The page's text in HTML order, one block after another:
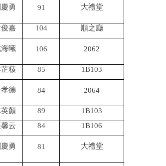
勇 91 大禮堂
嘉 104 順之廳
曦 106 2062
薐 85 1B103
德 84 2064
顏 89
1B103
云 84 1B106
勇 81 大禮堂